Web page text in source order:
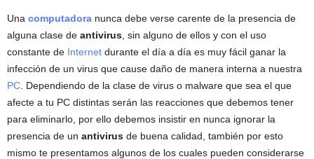
Una computadora nunca debe verse carente de la presencia de
alguna clase de antivirus , sin alguno de ellos y con el uso
constante de Internet durante el día a día es muy fácil ganar la
infección de un virus que cause daño de manera interna a nuestra
PC . Dependiendo de la clase de virus o malware que sea el que
afecte a tu PC distintas serán las reacciones que debemos tener
para eliminarlo, por ello debemos insistir en nunca ignorar la
presencia de un antivirus de buena calidad, también por esto
mismo te presentamos algunos de los cuales pueden considerarse